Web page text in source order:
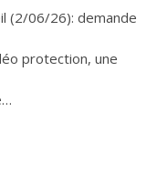
(2/06/26): demande
protection, une